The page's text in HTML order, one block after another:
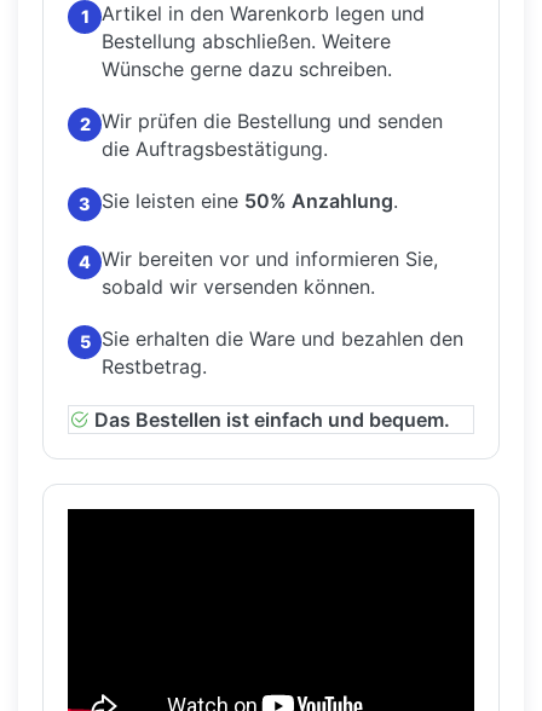
1
Artikel in den Warenkorb legen und
Bestellung abschließen. Weitere
Wünsche gerne dazu schreiben.
2 Wir prüfen die Bestellung und senden
die Auftragsbestätigung.
3 Sie leisten eine 50% Anzahlung.
4 Wir bereiten vor und informieren Sie,
sobald wir versenden können.
5
Sie erhalten die Ware und bezahlen den
Restbetrag.
Das Bestellen ist einfach und bequem.